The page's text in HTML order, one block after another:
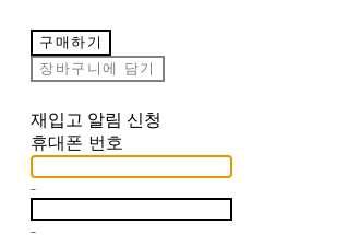
구매하기
장바구니에 담기
재입고 알림 신청
휴대폰 번호
-
-